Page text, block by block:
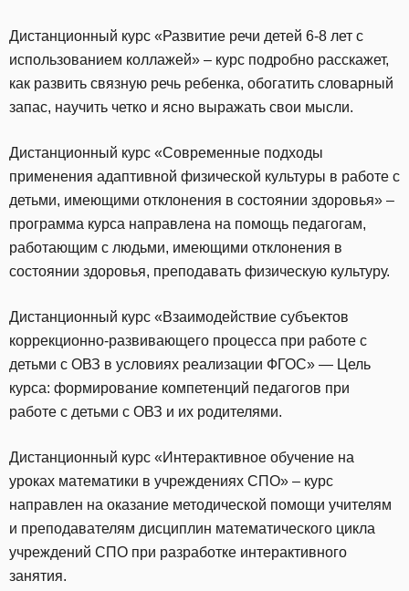
Дистанционный курс «Развитие речи детей 6-8 лет с
использованием коллажей» – курс подробно расскажет,
как развить связную речь ребенка, обогатить словарный
запас, научить четко и ясно выражать свои мысли.
Дистанционный курс «Современные подходы
применения адаптивной физической культуры в работе с
детьми, имеющими отклонения в состоянии здоровья» –
программа курса направлена на помощь педагогам,
работающим с людьми, имеющими отклонения в
состоянии здоровья, преподавать физическую культуру.
Дистанционный курс «Взаимодействие субъектов
коррекционно-развивающего процесса при работе с
детьми с ОВЗ в условиях реализации ФГОС» — Цель
курса: формирование компетенций педагогов при
работе с детьми с ОВЗ и их родителями.
Дистанционный курс «Интерактивное обучение на
уроках математики в учреждениях СПО» – курс
направлен на оказание методической помощи учителям
и преподавателям дисциплин математического цикла
учреждений СПО при разработке интерактивного
занятия.